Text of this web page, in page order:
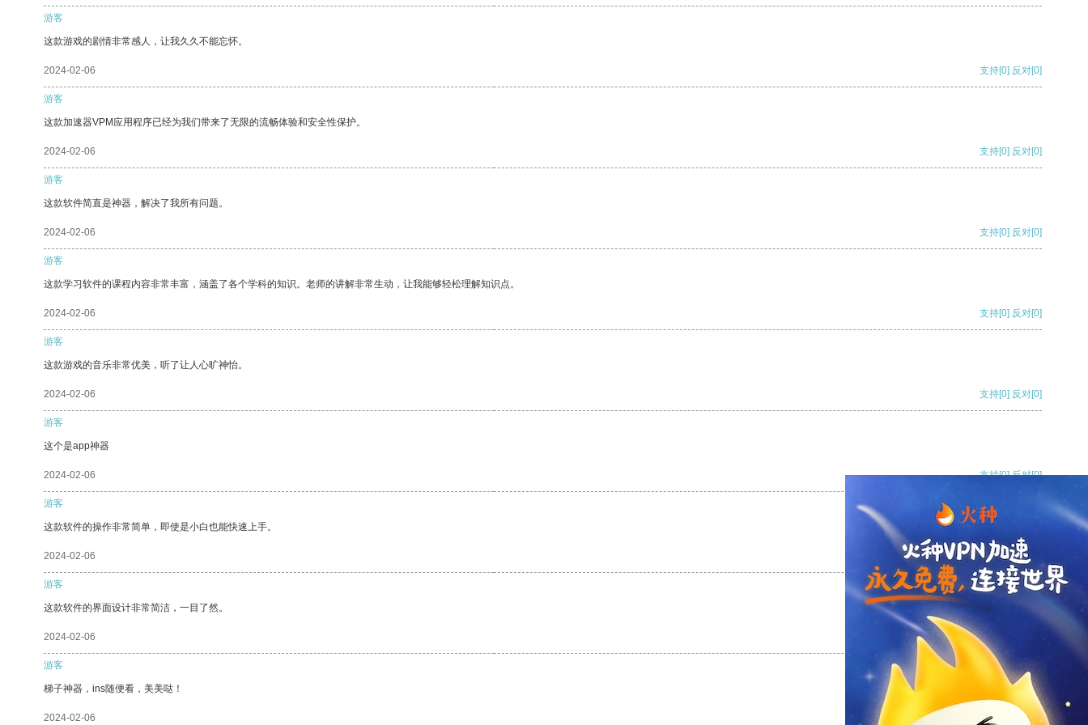
游客
这款游戏的剧情非常感人，让我久久不能忘怀。
2024-02-06 支持[0] 反对[0]
游客
这款加速器VPM应用程序已经为我们带来了无限的流畅体验和安全性保护。
2024-02-06 支持[0] 反对[0]
游客
这款软件简直是神器，解决了我所有问题。
2024-02-06 支持[0] 反对[0]
游客
这款学习软件的课程内容非常丰富，涵盖了各个学科的知识。老师的讲解非常生动，让我能够轻松理解知识点。
2024-02-06 支持[0] 反对[0]
游客
这款游戏的音乐非常优美，听了让人心旷神怡。
2024-02-06 支持[0] 反对[0]
游客
这个是app神器
2024-02-06 支持[0] 反对[0]
游客
这款软件的操作非常简单，即使是小白也能快速上手。
2024-02-06 支持[0] 反对
游客
这款软件的界面设计非常简洁，一目了然。
2024-02-06 支持
游客
梯子神器，ins随便看，美美哒！
2024-02-06 支持 反对